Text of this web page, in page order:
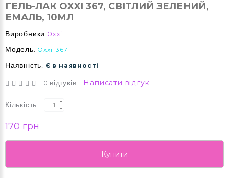
ГЕЛЬ-ЛАК OXXI 367, СВІТЛИЙ ЗЕЛЕНИЙ,
ЕМАЛЬ, 10МЛ
Виробники Oxxi
Модель: Oxxi_367
Наявність: Є в наявності
0 відгуків Написати відгук
Кількість
170 грн
Купити